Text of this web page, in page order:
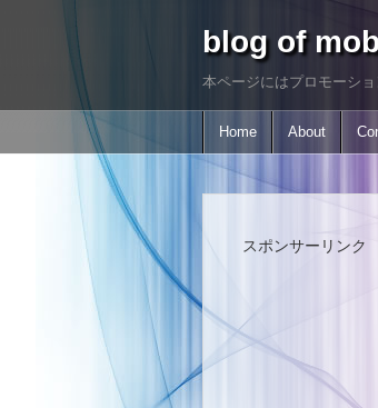
blog of
本ページにはプロモーショ
Home About
スポンサーリンク